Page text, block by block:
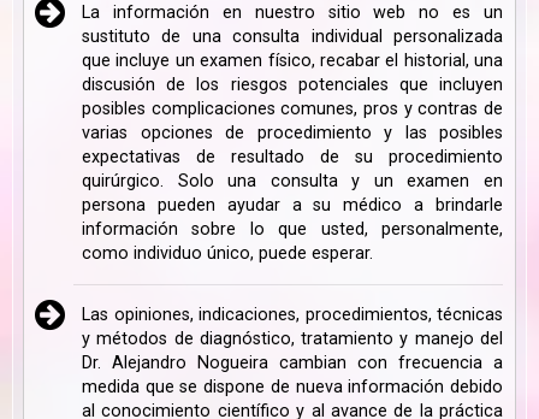
La información en nuestro sitio web no es un
sustituto de una consulta individual personalizada
que incluye un examen físico, recabar el historial, una
discusión de los riesgos potenciales que incluyen
posibles complicaciones comunes, pros y contras de
varias opciones de procedimiento y las posibles
expectativas de resultado de su procedimiento
quirúrgico. Solo una consulta y un examen en
persona pueden ayudar a su médico a brindarle
información sobre lo que usted, personalmente,
como individuo único, puede esperar.
Las opiniones, indicaciones, procedimientos, técnicas
y métodos de diagnóstico, tratamiento y manejo del
Dr. Alejandro Nogueira cambian con frecuencia a
medida que se dispone de nueva información debido
al conocimiento científico y al avance de la práctica